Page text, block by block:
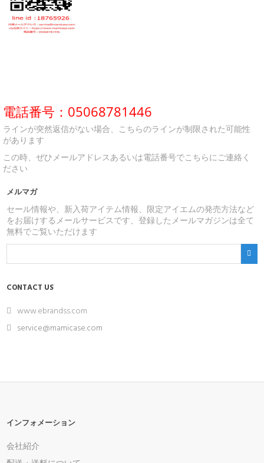
電話番号：05068781446
ラインが突然返信がない場合、こちらのラインが制限された可能性
があります
この時、ぜひメールアドレスあるいは電話番号でこちらにご連絡く
ださい
メルマガ
セール情報や、新入荷アイテム情報、限定アイエムの発売方法など
をお届けするメールサービスです、登録したメールマガジンは全て
無料でご覧いただけます
CONTACT US
www.ebrandss.com
service@mamicase.com
インフォメーション
会社紹介